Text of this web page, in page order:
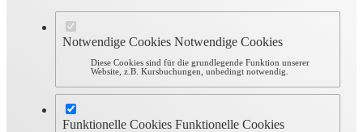
Notwendige Cookies Notwendige Cookies
Diese Cookies sind für die grundlegende Funktion unserer
Website, z.B. Kursbuchungen, unbedingt notwendig.
Funktionelle Cookies Funktionelle Cookies